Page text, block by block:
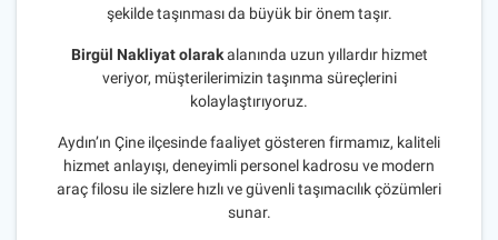
şekilde taşınması da büyük bir önem taşır.
Birgül Nakliyat olarakalanında uzun yıllardır hizmet
veriyor, müşterilerimizin taşınma süreçlerini
kolaylaştırıyoruz.
Aydın’ın Çine ilçesinde faaliyet gösteren firmamız, kaliteli
hizmet anlayışı, deneyimli personel kadrosu ve modern
araç filosu ile sizlere hızlı ve güvenli taşımacılık çözümleri
sunar.